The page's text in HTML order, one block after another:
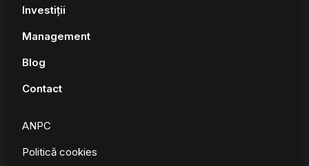
Investiții
Management
Blog
Contact
ANPC
Politică cookies